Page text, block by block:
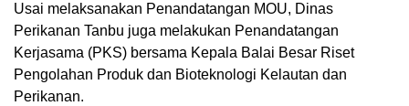
Usai melaksanakan Penandatangan MOU, Dinas
Perikanan Tanbu juga melakukan Penandatangan
Kerjasama (PKS) bersama Kepala Balai Besar Riset
Pengolahan Produk dan Bioteknologi Kelautan dan
Perikanan.